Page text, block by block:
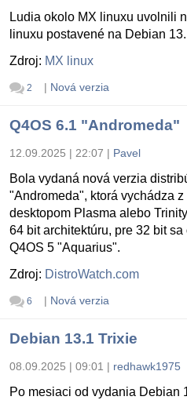
Ludia okolo MX linuxu uvolnili
linuxu postavené na Debian 13.
Zdroj: MX linux
2 | Nová verzia
Q4OS 6.1 "Andromeda"
12.09.2025 | 22:07 | Pavel
Bola vydaná nová verzia
"Andromeda", ktorá vychádza
desktopom Plasma alebo
64 bit architektúru, pre 32 bit
Q4OS 5 "Aquarius".
Zdroj: DistroWatch.com
6 | Nová verzia
Debian 13.1 Trixie
08.09.2025 | 09:01 | redhawk1975
Po mesiaci od vydania Debian